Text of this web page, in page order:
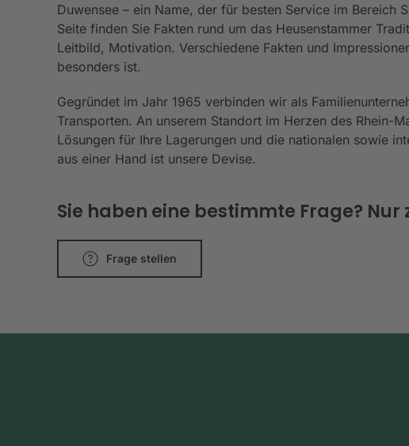
Duwensee – ein Name, der für besten Service im Bereich
Seite finden Sie Fakten rund um das Heusenstammer
Leitbild, Motivation. Verschiedene Fakten und
besonders ist.
Gegründet im Jahr 1965 verbinden wir als
Transporten. An unserem Standort im Herzen des Rhein-
Lösungen für Ihre Lagerungen und die nationalen sowie
aus einer Hand ist unsere Devise.
Sie haben eine bestimmte Frage? Nur
Frage stellen